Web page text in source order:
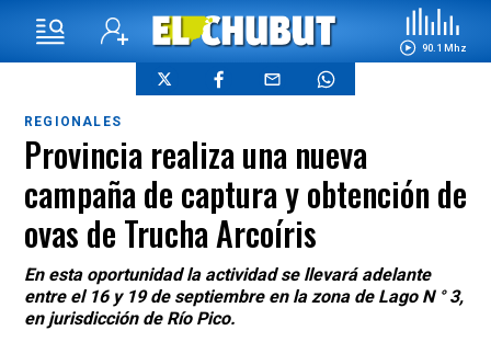
90.1 Mhz
REGIONALES
Provincia realiza una nueva
campaña de captura y obtención de
ovas de Trucha Arcoíris
En esta oportunidad la actividad se llevará adelante
entre el 16 y 19 de septiembre en la zona de Lago N ° 3,
en jurisdicción de Río Pico.